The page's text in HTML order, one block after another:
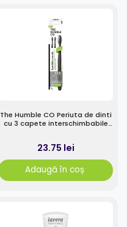
The Humble CO Periuta de dinti
cu 3 capete interschimbabile
23.75 lei
Adaugă în coș